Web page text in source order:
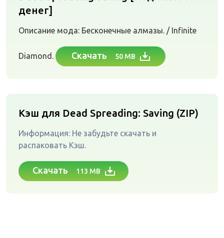
денег]
Описание мода: Бесконечные алмазы. / Infinite
Diamond. Скачать 50 MB
Кэш для Dead Spreading: Saving (ZIP)
Информация: Не забудьте скачать и
распаковать Кэш.
Скачать 113 MB